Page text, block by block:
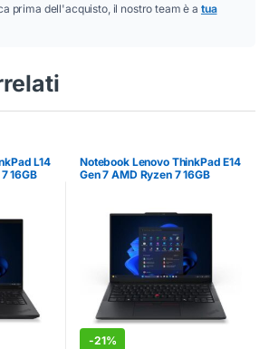
prima dell'acquisto, il nostro team è a tua
L14
16GB
Notebook Lenovo ThinkPad E14
Gen 7 AMD Ryzen 7 16GB
-21%